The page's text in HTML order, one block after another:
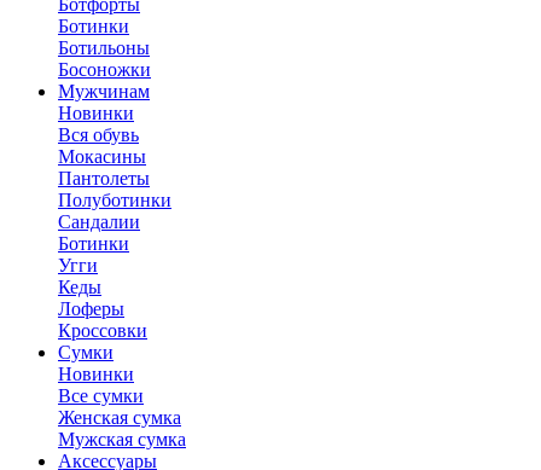
Ботфорты
Ботинки
Ботильоны
Босоножки
Мужчинам
Новинки
Вся обувь
Мокасины
Пантолеты
Полуботинки
Сандалии
Ботинки
Угги
Кеды
Лоферы
Кроссовки
Сумки
Новинки
Все сумки
Женская сумка
Мужская сумка
Аксессуары